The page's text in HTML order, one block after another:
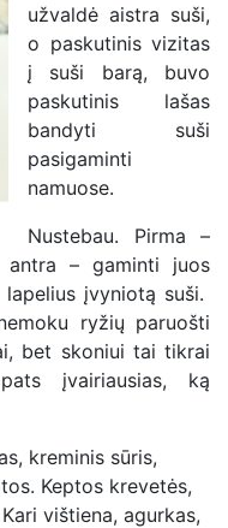
užvaldė aistra suši,
o paskutinis vizitas
į suši barą, buvo
paskutinis lašas
bandyti suši
pasigaminti
namuose.
Nustebau. Pirma –
antra – gaminti juos
įvyniotą suši.
ryžių paruošti
bet skoniui tai tikrai
įvairiausias, ką
kreminis sūris,
Keptos krevetės,
vištiena, agurkas,